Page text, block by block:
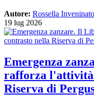
Autore: Rossella Inveninato
19 lug 2026
Emergenza
rafforza l'attività
Riserva di